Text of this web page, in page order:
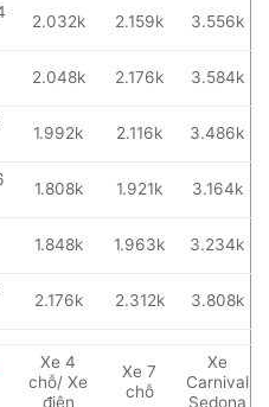
2.032k 2.159k 3.556k
2.048k 2.176k 3.584k
1.992k 2.116k 3.486k
1.808k 1.921k 3.164k
1.848k 1.963k 3.234k
2.176k 2.312k 3.808k
Xe 4
chỗ/ Xe
điện
Xe 7
chỗ
Xe
Carnival
Sedona